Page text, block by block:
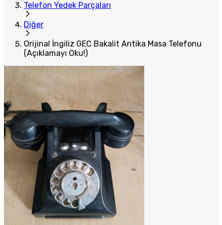
Telefon Yedek Parçaları
Diğer
Orijinal İngiliz GEC Bakalit Antika Masa Telefonu
(Açıklamayı Oku!)